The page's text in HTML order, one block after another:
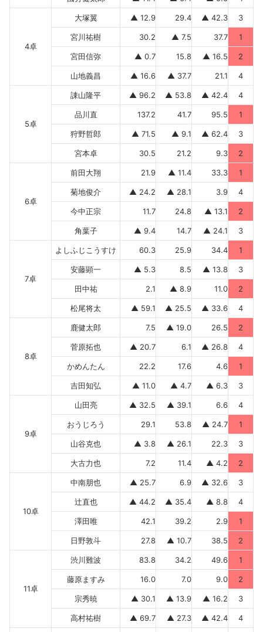
4卓
大塚翼 ▲ 12.9 29.4 ▲ 42.3 3
宮川祐樹 30.2 ▲ 7.5 37.7 1
宮田信弥 ▲ 0.7 15.8 ▲ 16.5 2
山地義昌 ▲ 16.6 ▲ 37.7 21.1 4
5卓
諌山隆平 ▲ 96.2 ▲ 53.8 ▲ 42.4 4
品川直 137.2 41.7 95.5 1
狩野哲郎 ▲ 71.5 ▲ 9.1 ▲ 62.4 3
宮本卓 30.5 21.2 9.3 2
6卓
前田大翔 21.9 ▲ 11.4 33.3 1
菊地俊介 ▲ 24.2 ▲ 28.1 3.9 4
今中正宗 11.7 24.8 ▲ 13.1 2
角葉子 ▲ 9.4 14.7 ▲ 24.1 3
7卓
よしふじこうすけ 60.3 25.9 34.4 1
安藤顕一 ▲ 5.3 8.5 ▲ 13.8 3
田中祐 2.1 ▲ 8.9 11.0 2
松尾将太 ▲ 59.1 ▲ 25.5 ▲ 33.6 4
8卓
鹿健太郎 7.5 ▲ 19.0 26.5 2
菅原拓也 ▲ 20.7 6.1 ▲ 26.8 4
かめんたん 22.2 17.6 4.6 1
吉田知弘 ▲ 11.0 ▲ 4.7 ▲ 6.3 3
9卓
山田亮 ▲ 32.5 ▲ 39.1 6.6 4
おうじろう 29.1 53.8 ▲ 24.7 1
山谷克也 ▲ 3.8 ▲ 26.1 22.3 3
大古力也 7.2 11.4 ▲ 4.2 2
10卓
中南朋也 ▲ 25.7 6.9 ▲ 32.6 3
辻直也 ▲ 44.2 ▲ 35.4 ▲ 8.8 4
澤田唯 42.1 39.2 2.9 1
日野敦斗 27.8 ▲ 10.7 38.5 2
11卓
渋川難波 83.8 34.2 49.6 1
藤原ますみ 16.0 7.0 9.0 2
宗秀暁 ▲ 30.1 ▲ 13.9 ▲ 16.2 3
高村祐樹 ▲ 69.7 ▲ 27.3 ▲ 42.4 4